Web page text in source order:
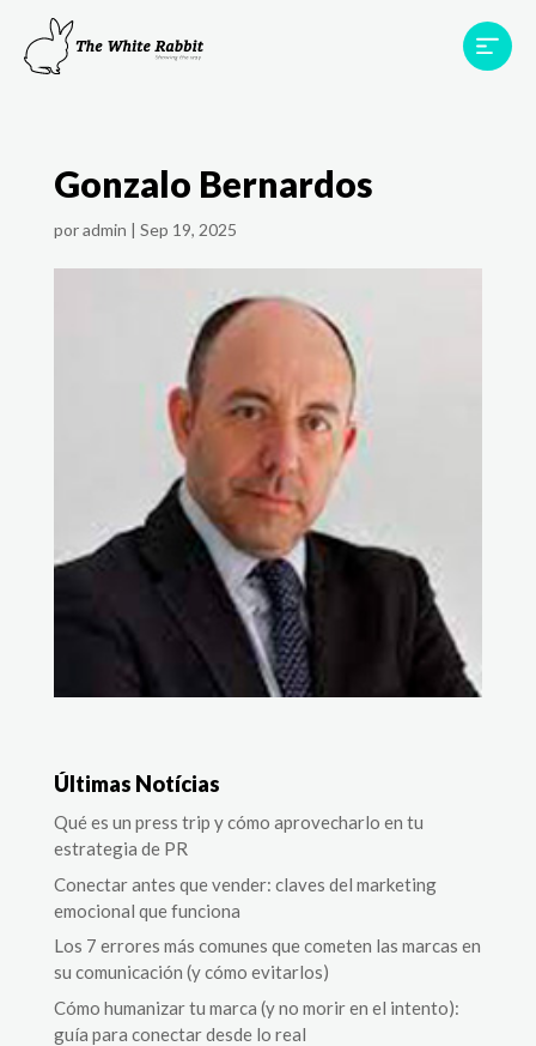
Proyectos
Testimonios
Gonzalo Bernardos
poradmin | Sep 19, 2025
Últimas Notícias
Qué es un press trip y cómo aprovecharlo en tu
estrategia de PR
Conectar antes que vender: claves del marketing
emocional que funciona
Los 7 errores más comunes que cometen las marcas en
su comunicación (y cómo evitarlos)
Cómo humanizar tu marca (y no morir en el intento):
guía para conectar desde lo real